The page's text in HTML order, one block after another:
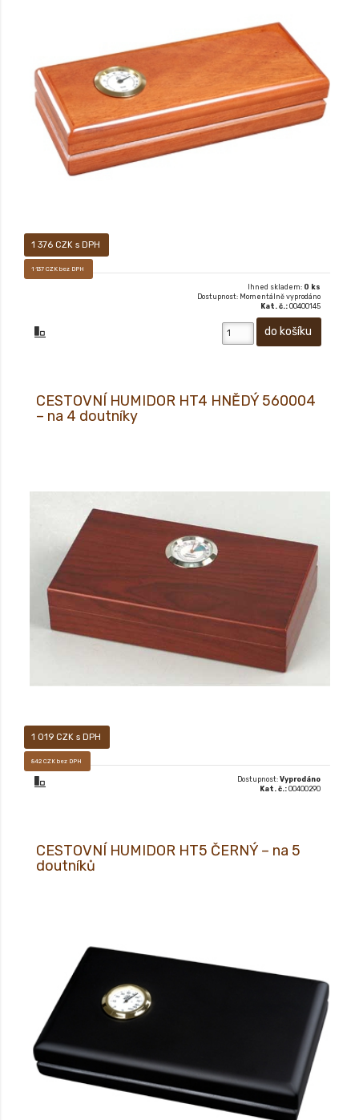
1 376 CZK s DPH
1 137 CZK bez DPH
XX
Ihned skladem: 0 ks
Dostupnost: Momentálně vyprodáno
Kat. č.: 00400145
1 019 CZK s DPH
842 CZK bez DPH
CESTOVNÍ HUMIDOR HT4 HNĚDÝ 560004
– na 4 doutníky
CESTOVNÍ HUMIDOR HT4 HNĚDÝ – na 4 doutníky
Dostupnost:Vyprodáno
Kat. č.: 00400290
CESTOVNÍ HUMIDOR HT5 ČERNÝ – na 5
doutníků
CESTOVNÍ HUMIDOR HT5 – na 5 doutníků.